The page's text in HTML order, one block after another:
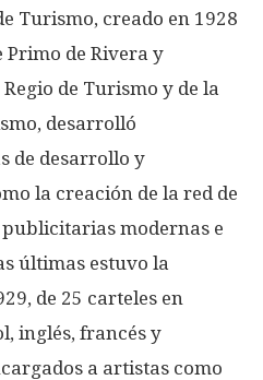
Turismo, creado en 1928
de Rivera y
de Turismo y de la
desarrolló
de desarrollo y
la creación de la red de
modernas e
últimas estuvo la
de 25 carteles en
inglés, francés y
a artistas como